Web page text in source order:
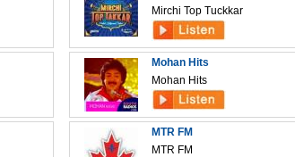
Mirchi Top Tuckkar
Mohan Hits
Mohan Hits
MTR FM
MTR FM